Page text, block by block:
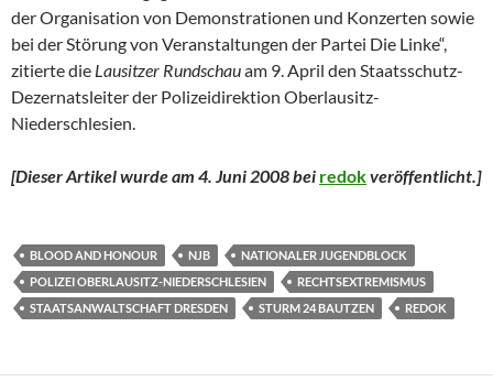
der Organisation von Demonstrationen und Konzerten sowie
bei der Störung von Veranstaltungen der Partei Die Linke“,
zitierte die Lausitzer Rundschauam 9. April den Staatsschutz-
Dezernatsleiter der Polizeidirektion Oberlausitz-
Niederschlesien.
[Dieser Artikel wurde am 4. Juni 2008 bei redokveröffentlicht.]
BLOOD AND HONOUR NJB
NATIONALER JUGENDBLOCK
POLIZEI OBERLAUSITZ-NIEDERSCHLESIEN
RECHTSEXTREMISMUS
STAATSANWALTSCHAFT DRESDEN
STURM 24 BAUTZEN REDOK